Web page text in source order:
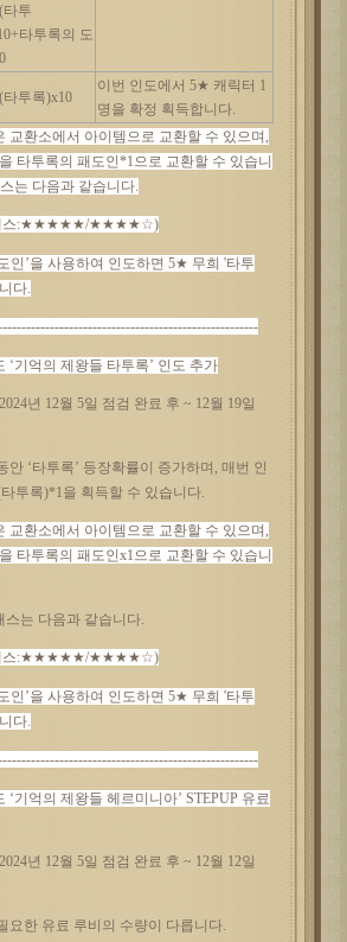
(타투
타투록의 도
(타투록)x10
이번 인도에서 5★ 캐릭터 1
명을 확정 획득합니다.
교환소에서 아이템으로 교환할 수 있으며
타투록의 패도인*1으로 교환할 수 있습니
는 다음과 같습니다.
래스:★★★★★/★★★★☆)
인’을 사용하여 인도하면 5★ 무희 '타투
다.
‘기억의 제왕들 타투록’ 인도 추가
년 12월 5일 점검 완료 후 ~ 12월 19일
안 ‘타투록’ 등장확률이 증가하며, 매번 인
투록)*1을 획득할 수 있습니다.
교환소에서 아이템으로 교환할 수 있으며,
타투록의 패도인x1으로 교환할 수 있습니
스는 다음과 같습니다.
래스:★★★★★/★★★★☆)
인’을 사용하여 인도하면 5★ 무희 '타투
다.
‘기억의 제왕들 헤르미니아’ STEPUP 유료
년 12월 5일 점검 완료 후 ~ 12월 12일
요한 유료 루비의 수량이 다릅니다.